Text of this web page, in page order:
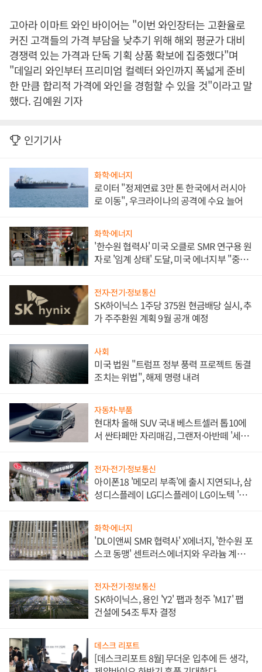
고아라 이마트 와인 바이어는 "이번 와인장터는 고환율로
커진 고객들의 가격 부담을 낮추기 위해 해외 평균가 대비
경쟁력 있는 가격과 단독 기획 상품 확보에 집중했다"며
"데일리 와인부터 프리미엄 컬렉터 와인까지 폭넓게 준비
한 만큼 합리적 가격에 와인을 경험할 수 있을 것"이라고 말
했다. 김예원 기자
인기기사
화학·에너지
로이터 "정제연료 3만 톤 한국에서 러시아
로 이동", 우크라이나의 공격에 수요 늘어
화학·에너지
'한수원 협력사' 미국 오클로 SMR 연구용 원
자로 '임계 상태' 도달, 미국 에너지부 "중요
전자·전기·정보통신
SK하이닉스 1주당 375원 현금배당 실시, 추
가 주주환원 계획 9월 공개 예정
사회
미국 법원 "트럼프 정부 풍력 프로젝트 동결
조치는 위법", 해제 명령 내려
자동차·부품
현대차 올해 SUV 국내 베스트셀러 톱10에
서 싼타페만 자리매김, 그랜저·아반떼 '세단
전자·전기·정보통신
아이폰18 '메모리 부족'에 출시 지연되나, 삼
성디스플레이 LG디스플레이 LG이노텍 '탈
화학·에너지
'DL이앤씨 SMR 협력사' X에너지, '한수원 포
스코 동맹' 센트러스에너지와 우라늄 계약
전자·전기·정보통신
SK하이닉스, 용인 'Y2' 팹과 청주 'M17' 팹
건설에 54조 투자 결정
데스크 리포트
[데스크리포트 8월] 무더운 입추에 든 생각,